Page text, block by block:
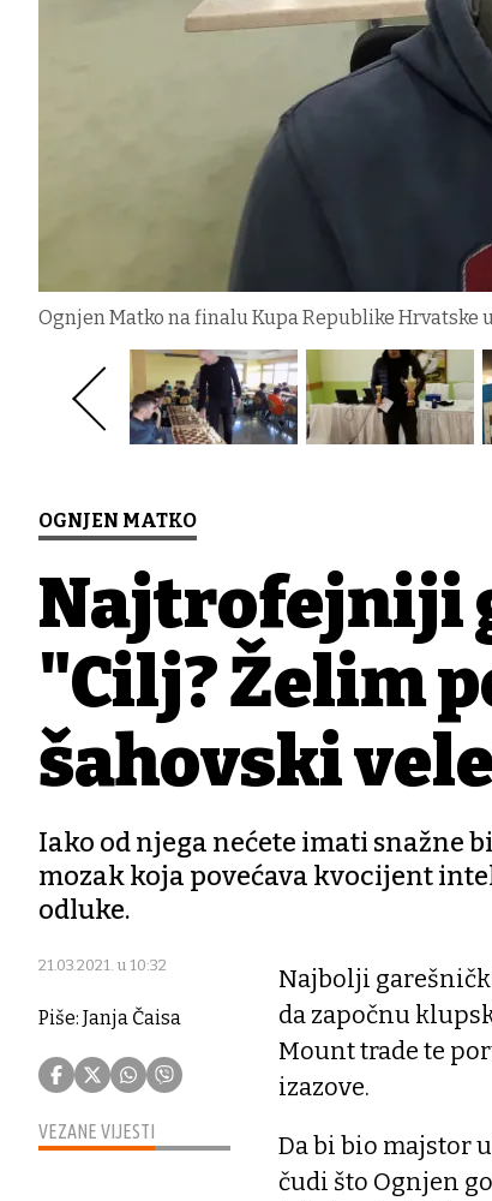
Ognjen Matko na finalu Kupa Republike Hrvatske
OGNJEN MATKO
Najtrofejniji
"Cilj? Želim
šahovski
Iako od njega nećete imati snažne
mozak koja povećava kvocijent
odluke.
21.03.2021. u 10:32
Piše: Janja Čaisa
VEZANE VIJESTI
Najbolji
da započnu
Mount trade te
izazove.
Da bi bio majstor
čudi što Ognjen